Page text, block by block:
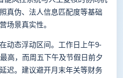
真伪、法人信息匹配度等基础
场景真实性。
态浮动区间。工作日上午9-
高，而周五下午及节假日前夕
迟。建议避开月末年关等财务